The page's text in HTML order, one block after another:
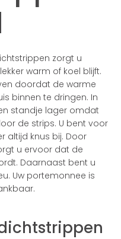
zorgt u
warm of koel blijft.
doordat de warme
binnen te dringen. In
standje lager omdat
de strips. U bent voor
altijd knus bij. Door
u ervoor dat de
Daarnaast bent u
Uw portemonnee is